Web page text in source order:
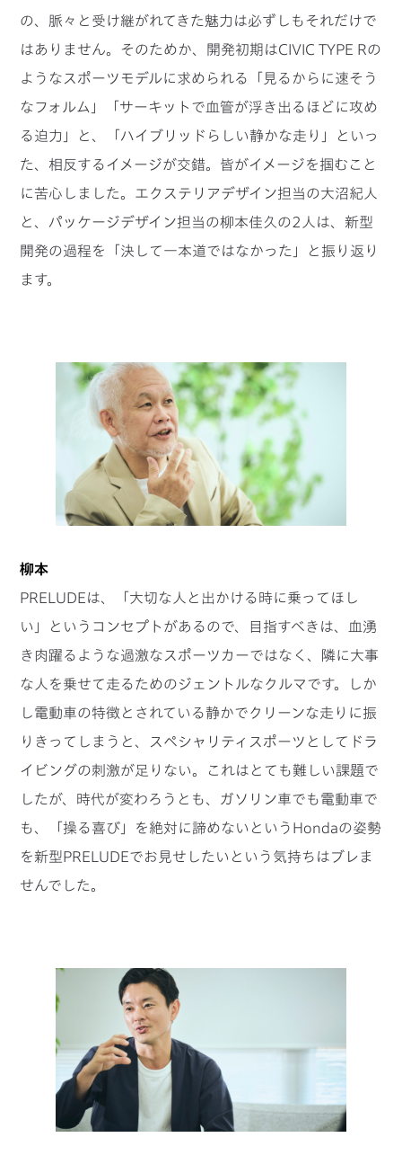
の、脈々と受け継がれてきた魅力は必ずしもそれだけで
はありません。そのためか、開発初期はCIVIC TYPE Rの
ようなスポーツモデルに求められる「見るからに速そう
なフォルム」「サーキットで血管が浮き出るほどに攻め
る迫力」と、「ハイブリッドらしい静かな走り」といっ
た、相反するイメージが交錯。皆がイメージを掴むこと
に苦心しました。エクステリアデザイン担当の大沼紀人
と、パッケージデザイン担当の柳本佳久の2人は、新型
開発の過程を「決して一本道ではなかった」と振り返り
ます。
柳本
PRELUDEは、「大切な人と出かける時に乗ってほし
い」というコンセプトがあるので、目指すべきは、血湧
き肉躍るような過激なスポーツカーではなく、隣に大事
な人を乗せて走るためのジェントルなクルマです。しか
し電動車の特徴とされている静かでクリーンな走りに振
りきってしまうと、スペシャリティスポーツとしてドラ
イビングの刺激が足りない。これはとても難しい課題で
したが、時代が変わろうとも、ガソリン車でも電動車で
も、「操る喜び」を絶対に諦めないというHondaの姿勢
を新型PRELUDEでお見せしたいという気持ちはブレま
せんでした。